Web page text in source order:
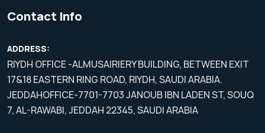
Contact Info
ADDRESS:
RIYDH OFFICE -ALMUSAIRIERY BUILDING, BETWEEN EXIT
17&18 EASTERN RING ROAD, RIYDH, SAUDI ARABIA.
JEDDAHOFFICE-7701-7703 JANOUB IBN LADEN ST, SOUQ
7, AL-RAWABI, JEDDAH 22345, SAUDI ARABIA